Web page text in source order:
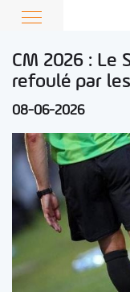
CM 2026 : Le
refoulé par
08-06-2026